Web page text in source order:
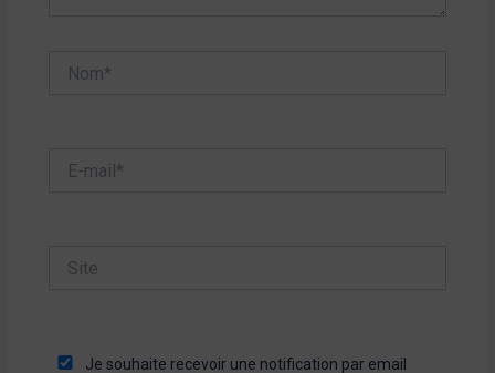
mail*
Je souhaite recevoir une notification par email